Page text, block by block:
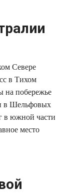
Севере
в Тихом
на побережье
в Шельфовых
в южной части
место